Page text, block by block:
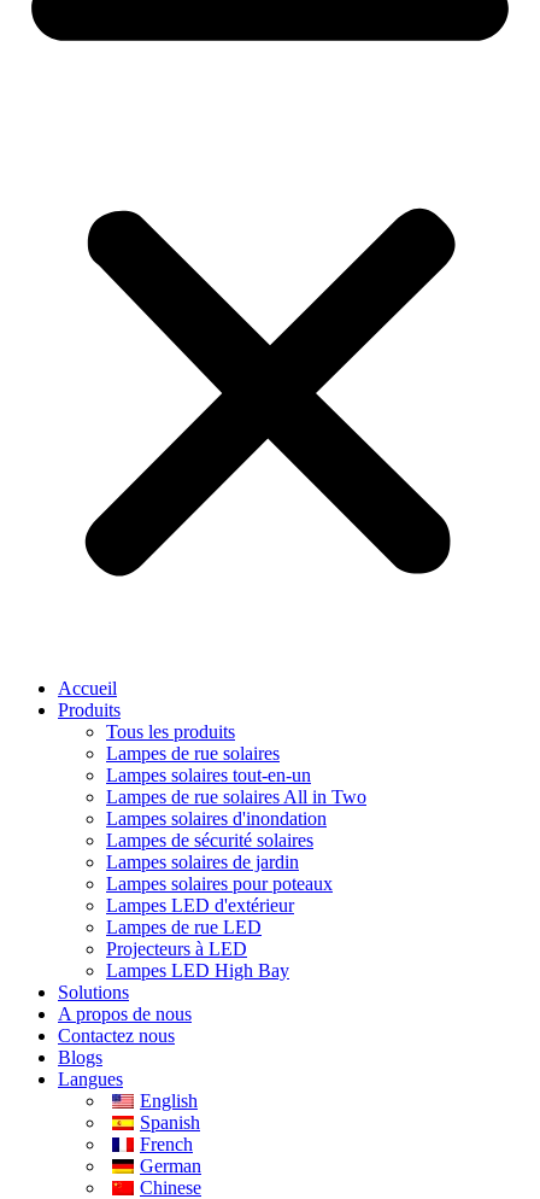
Accueil
Produits
Tous les produits
Lampes de rue solaires
Lampes solaires tout-en-un
Lampes de rue solaires All in Two
Lampes solaires d'inondation
Lampes de sécurité solaires
Lampes solaires de jardin
Lampes solaires pour poteaux
Lampes LED d'extérieur
Lampes de rue LED
Projecteurs à LED
Lampes LED High Bay
Solutions
A propos de nous
Contactez nous
Blogs
Langues
English
Spanish
French
German
Chinese